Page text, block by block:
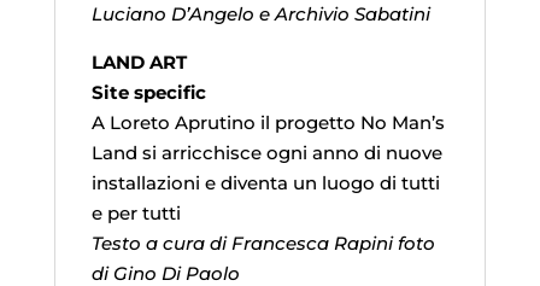
Luciano D’Angelo e Archivio Sabatini
LAND ART
Site specific
A Loreto Aprutino il progetto No Man’s
Land si arricchisce ogni anno di nuove
installazioni e diventa un luogo di tutti
e per tutti
Testo a cura di Francesca Rapini foto
di Gino Di Paolo